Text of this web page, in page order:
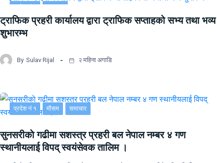
ट्राफिक प्रहरी कार्यालय द्वारा ट्राफिक सप्ताहको सभ्य तथा भव्य
शुभारम्भ
By Sulav Rijal २ महिना अगाडि
प्रदेश नं १ मौसम समाचार
सुनसरीकाे गढीमा सशस्त्र प्रहरी बल नेपाल नम्बर ४ गण
स्थानीयलाई विपद् स्वयंसेवक तालिम ।